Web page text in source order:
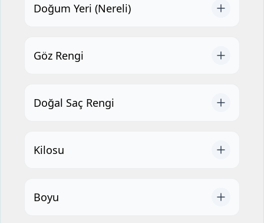
Doğum Yeri (Nereli)
Göz Rengi
Doğal Saç Rengi
Kilosu
Boyu